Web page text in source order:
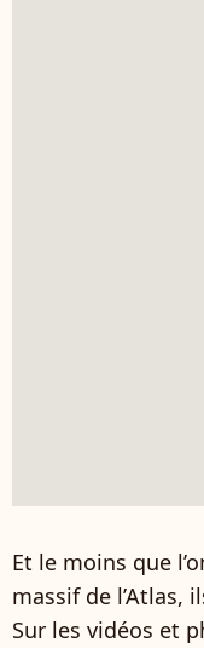
Et le moins que
massif de l’Atlas,
Sur les vidéos et